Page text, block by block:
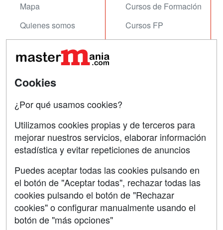
Mapa
Quienes somos
Acceso Usuarios
Acceso Centros
Cursos de Formación
Cursos FP
Contactar
Confidencialidad
Copyleft
SÍGUENOS EN:
Cookies
¿Por qué usamos cookies?
Utilizamos cookies propias y de terceros para
mejorar nuestros servicios, elaborar información
estadística y evitar repeticiones de anuncios
Puedes aceptar todas las cookies pulsando en
el botón de "Aceptar todas", rechazar todas las
cookies pulsando el botón de "Rechazar
cookies" o configurar manualmente usando el
botón de "más opciones"